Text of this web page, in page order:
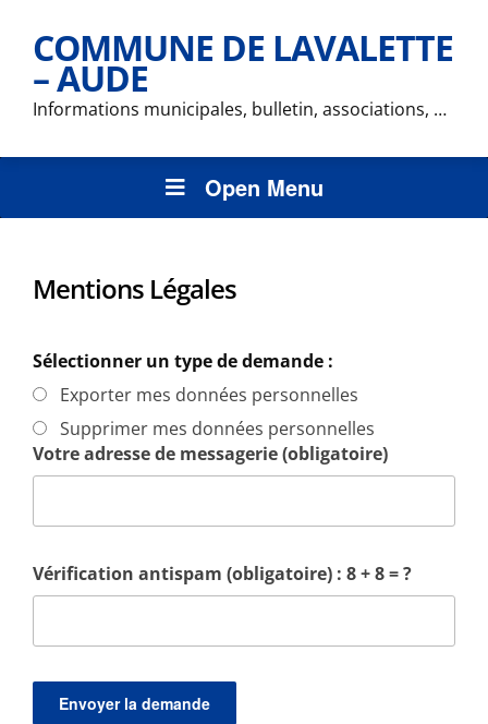
COMMUNE DE LAVALETTE
– AUDE
Informations municipales, bulletin, associations, …
Open Menu
Mentions Légales
Sélectionner un type de demande :
Exporter mes données personnelles
Supprimer mes données personnelles
Votre adresse de messagerie (obligatoire)
Vérification antispam (obligatoire) : 8 + 8 = ?